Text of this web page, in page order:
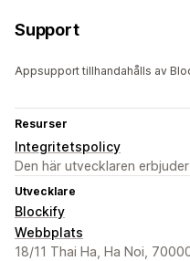
Support
Appsupport tillhandahålls av
Resurser
Integritetspolicy
Den här utvecklaren
Utvecklare
Blockify
Webbplats
18/11 Thai Ha, Ha Noi,